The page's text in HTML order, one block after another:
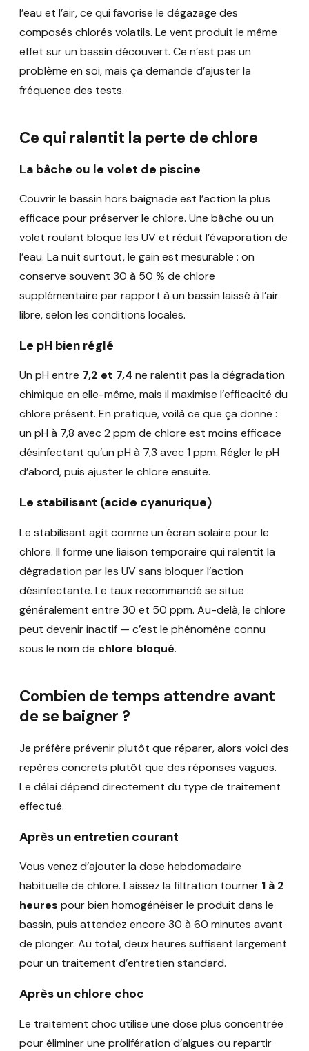
l’eau et l’air, ce qui favorise le dégazage des
composés chlorés volatils. Le vent produit le même
effet sur un bassin découvert. Ce n’est pas un
problème en soi, mais ça demande d’ajuster la
fréquence des tests.
Ce qui ralentit la perte de chlore
La bâche ou le volet de piscine
Couvrir le bassin hors baignade est l’action la plus
efficace pour préserver le chlore. Une bâche ou un
volet roulant bloque les UV et réduit l’évaporation de
l’eau. La nuit surtout, le gain est mesurable : on
conserve souvent 30 à 50 % de chlore
supplémentaire par rapport à un bassin laissé à l’air
libre, selon les conditions locales.
Le pH bien réglé
Un pH entre 7,2 et 7,4 ne ralentit pas la dégradation
chimique en elle-même, mais il maximise l’efficacité du
chlore présent. En pratique, voilà ce que ça donne :
un pH à 7,8 avec 2 ppm de chlore est moins efficace
désinfectant qu’un pH à 7,3 avec 1 ppm. Régler le pH
d’abord, puis ajuster le chlore ensuite.
Le stabilisant (acide cyanurique)
Le stabilisant agit comme un écran solaire pour le
chlore. Il forme une liaison temporaire qui ralentit la
dégradation par les UV sans bloquer l’action
désinfectante. Le taux recommandé se situe
généralement entre 30 et 50 ppm. Au-delà, le chlore
peut devenir inactif — c’est le phénomène connu
sous le nom de chlore bloqué.
Combien de temps attendre avant
de se baigner ?
Je préfère prévenir plutôt que réparer, alors voici des
repères concrets plutôt que des réponses vagues.
Le délai dépend directement du type de traitement
effectué.
Après un entretien courant
Vous venez d’ajouter la dose hebdomadaire
habituelle de chlore. Laissez la filtration tourner 1 à 2
heures pour bien homogénéiser le produit dans le
bassin, puis attendez encore 30 à 60 minutes avant
de plonger. Au total, deux heures suffisent largement
pour un traitement d’entretien standard.
Après un chlore choc
Le traitement choc utilise une dose plus concentrée
pour éliminer une prolifération d’algues ou repartir